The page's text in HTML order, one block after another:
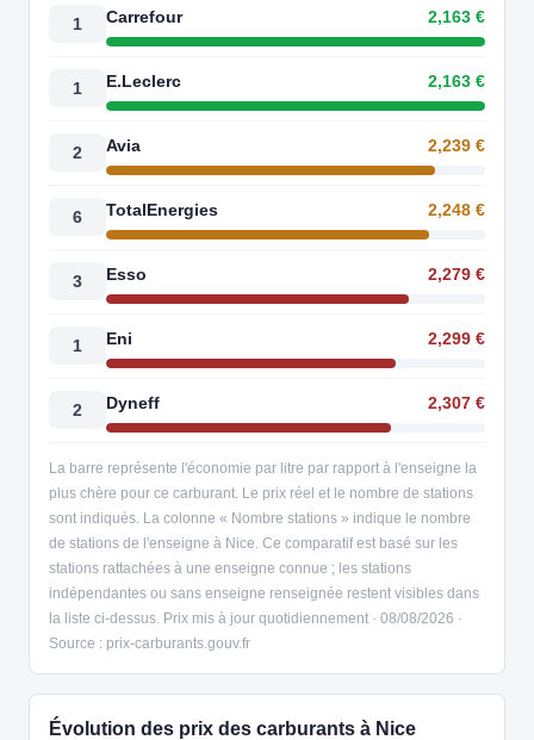
1 Carrefour 2,163 €
1 E.Leclerc 2,163 €
2 Avia 2,239 €
6 TotalEnergies 2,248 €
3 Esso 2,279 €
1 Eni 2,299 €
2 Dyneff 2,307 €
La barre représente l'économie par litre par rapport à l'enseigne la
plus chère pour ce carburant. Le prix réel et le nombre de stations
sont indiqués. La colonne « Nombre stations » indique le nombre
de stations de l'enseigne à Nice. Ce comparatif est basé sur les
stations rattachées à une enseigne connue ; les stations
indépendantes ou sans enseigne renseignée restent visibles dans
la liste ci-dessus. Prix mis à jour quotidiennement · 08/08/2026 ·
Source : prix-carburants.gouv.fr
Évolution des prix des carburants à Nice